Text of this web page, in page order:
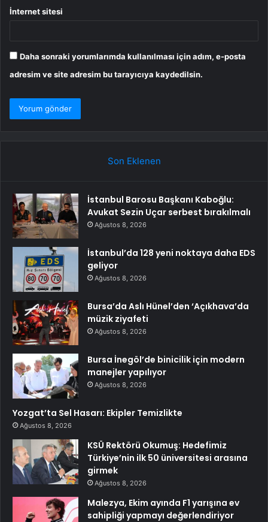
İnternet sitesi
Daha sonraki yorumlarımda kullanılması için adım, e-posta
adresim ve site adresim bu tarayıcıya kaydedilsin.
Son Eklenen
İstanbul Barosu Başkanı Kaboğlu:
Avukat Sezin Uçar serbest bırakılmalı
Ağustos 8, 2026
İstanbul’da 128 yeni noktaya daha EDS
geliyor
Ağustos 8, 2026
Bursa’da Aslı Hünel’den ‘Açıkhava’da
müzik ziyafeti
Ağustos 8, 2026
Bursa İnegöl’de binicilik için modern
manejler yapılıyor
Ağustos 8, 2026
Yozgat’ta Sel Hasarı: Ekipler Temizlikte
Ağustos 8, 2026
KSÜ Rektörü Okumuş: Hedefimiz
Türkiye’nin ilk 50 üniversitesi arasına
girmek
Ağustos 8, 2026
Malezya, Ekim ayında F1 yarışına ev
sahipliği yapmayı değerlendiriyor